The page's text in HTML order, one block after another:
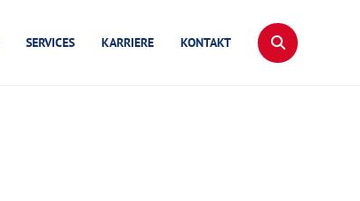
SERVICES KARRIERE KONTAKT